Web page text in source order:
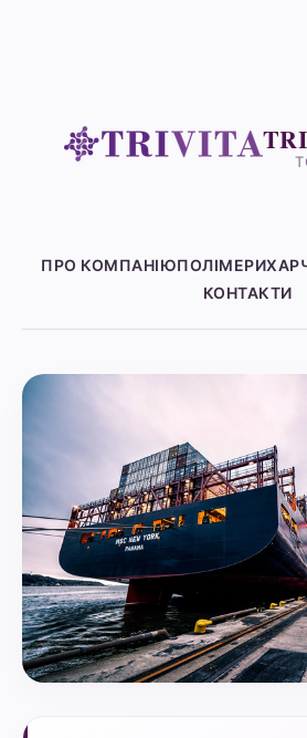
ПРО КОМПАНІЮПОЛІМЕРИ
КОНТАКТИ